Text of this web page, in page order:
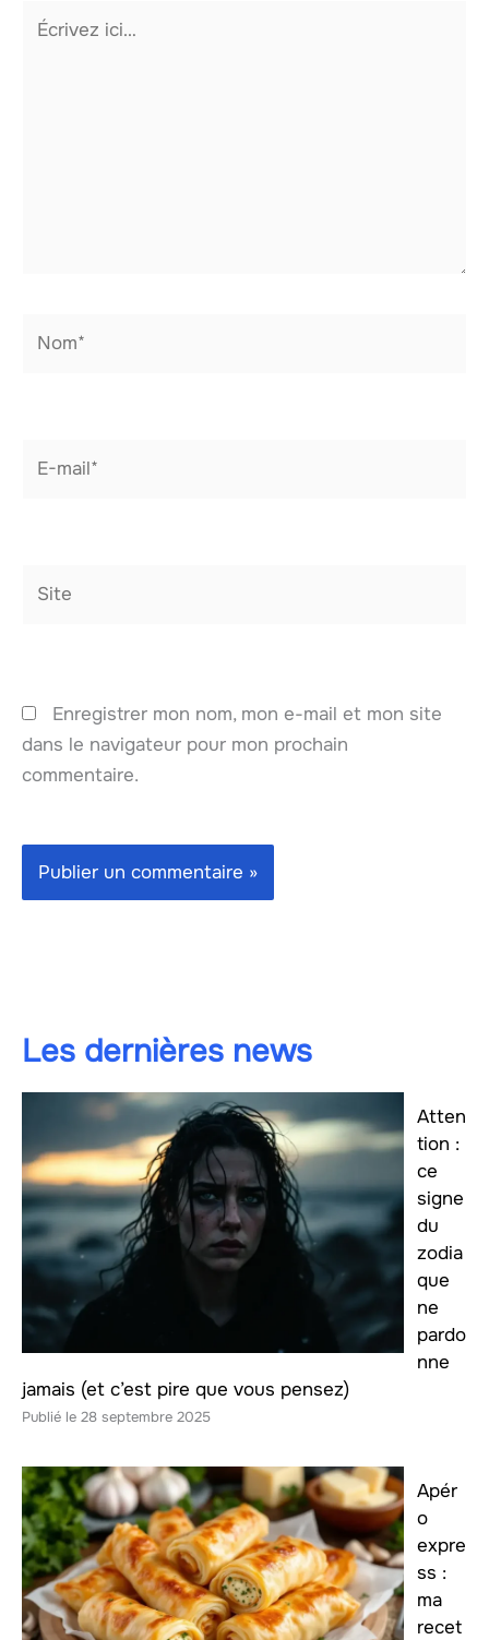
Écrivez
Enregistrer mon nom, mon e-mail et mon site
dans le navigateur pour mon prochain
commentaire.
Les dernières news
Atten
tion :
ce
signe
du
zodia
que
ne
pardo
nne
jamais (et c’est pire que vous pensez)
28 septembre 2025
Apér
o
expre
ss :
ma
recet